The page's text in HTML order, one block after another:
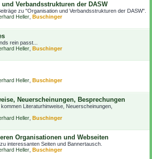
Verbandsstrukturen der DASW
zu "Organisation und Verbandsstrukturen der DASW".
Heller Buschinger
rein passt...
Heller Buschinger
Heller Buschinger
Neuerscheinungen, Besprechungen
Literaturhinweise, Neuerscheinungen,
Heller Buschinger
Organisationen und Webseiten
interessanten Seiten und Bannertausch.
Heller Buschinger